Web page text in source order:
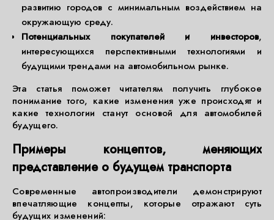
развитию городов с минимальным воздействием на
окружающую среду.
Потенциальных покупателей и инвесторов,
интересующихся перспективными технологиями и
будущими трендами на автомобильном рынке.
Эта статья поможет читателям получить глубокое
понимание того, какие изменения уже происходят и
какие технологии станут основой для автомобилей
будущего.
Примеры концептов, меняющих
представление о будущем транспорта
Современные автопроизводители демонстрируют
впечатляющие концепты, которые отражают суть
будущих изменений: